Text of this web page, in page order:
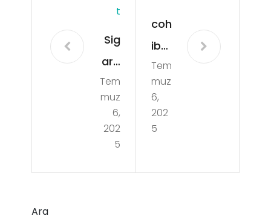
T
Sig
ara
İçe
cek
Ko
mbi
nas
Tem
muz
6,
202
5
coh
iba
-
pur
o-
kull
-1-
Tem
muz
6,
202
5
Ara